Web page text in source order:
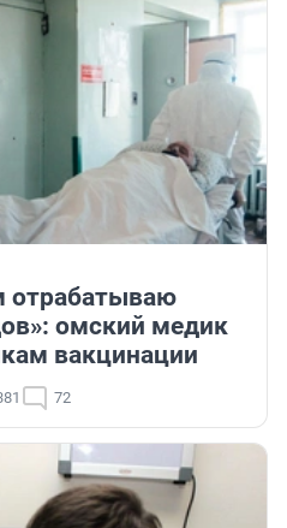
отрабатываю
омский медик
вакцинации
72